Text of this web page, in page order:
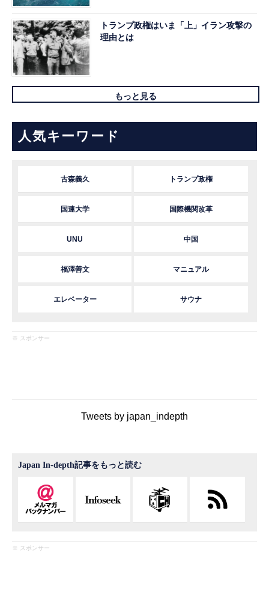
トランプ政権はいま「上」イラン攻撃の
理由とは
もっと見る
人気キーワード
古森義久 トランプ政権
国連大学 国際機関改革
UNU 中国
福澤善文 マニュアル
エレベーター サウナ
※ スポンサー
Tweets by japan_indepth
Japan In-depth記事をもっと読む
※ スポンサー